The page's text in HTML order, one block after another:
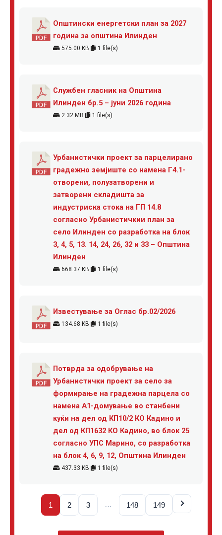
Општински енергетски план за 2027
година за општина Илинден
575.00 KB 1 file(s)
Службен гласник на Општина
Илинден бр.5 – јуни 2026 година
2.32 MB 1 file(s)
Урбанистички проект за парцелирано
градежно земјиште со намена Г4.1-
отворени, полузатворени и
затворени складишта за
индустриска стока на ГП 14.8
согласно Урбанистичкии план за
село Илинден со разработка на блок
3, 4, 5, 13. 14, 24, 26, 32 и 33 – Општина
Илинден
668.37 KB 1 file(s)
Известување за Оглас бр.02/2026
134.68 KB 1 file(s)
Потврда за одобрување на
Урбанистички проект за село за
формирање на градежна парцела со
намена А1-домување во станбени
куќи на дел од КП10/2 КО Кадино и
дел од КП1632 КО Кадино, во блок 25
согласно УПС Марино, со разработка
на блок 4, 6, 9, 12, Општина Илинден
437.33 KB 1 file(s)
1 2 3 … 148 149